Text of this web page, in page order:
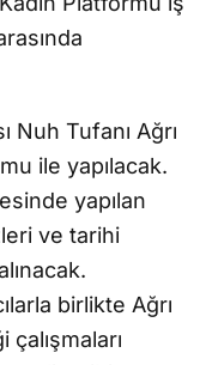
Nuh Tufanı Ağrı
ile yapılacak.
yapılan
ve tarihi
birlikte Ağrı